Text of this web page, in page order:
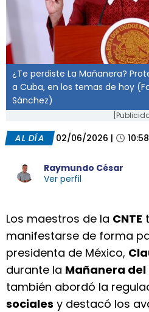
¿Te perdiste La Mañanera?
a Cuba, en los temas de hoy
Sánchez)
AL DÍA 02/06/2026 | 10:58
Raymundo César
Ver perfil
Los maestros de la CNTE
manifestarse de forma
presidenta de México,
durante la Mañanera del
también abordó la
sociales y destacó los